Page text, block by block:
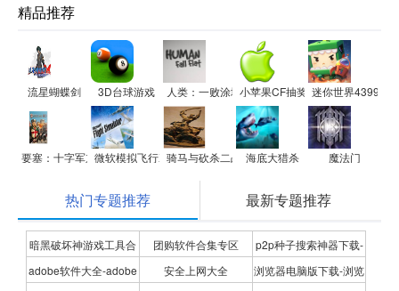
精品推荐
流星蝴蝶剑 3D台球游戏 人类：一败涂地小苹果CF抽奖助手更新器
迷你世界4399电
要塞：十字军东征微软模拟飞行X 骑马与砍杀二战中国战场
海底大猎杀 魔法门
热门专题推荐 最新专题推荐
暗黑破坏神游戏工具合
集
团购软件合集专区
p2p种子搜索神器下载-
P2P种子搜索神器专题
adobe软件大全-adobe
安全上网大全
浏览器电脑版下载-浏览